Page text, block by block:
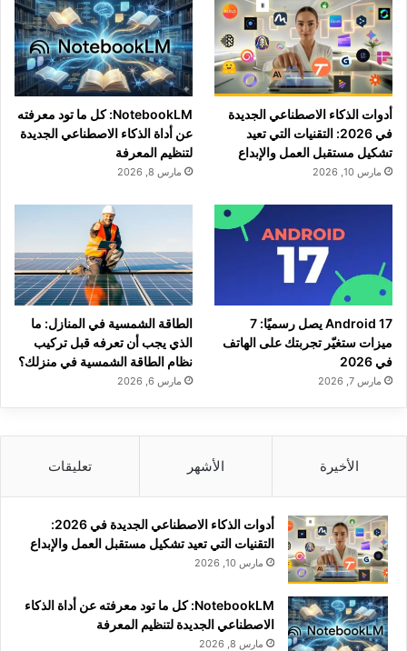
أدوات الذكاء الاصطناعي الجديدة
في 2026: التقنيات التي تعيد
تشكيل مستقبل العمل والإبداع
مارس 10, 2026
NotebookLM: كل ما تود معرفته
عن أداة الذكاء الاصطناعي الجديدة
لتنظيم المعرفة
مارس 8, 2026
Android 17 يصل رسميًا: 7
ميزات ستغيّر تجربتك على الهاتف
في 2026
مارس 7, 2026
الطاقة الشمسية في المنازل: ما
الذي يجب أن تعرفه قبل تركيب
نظام الطاقة الشمسية في منزلك؟
مارس 6, 2026
الأخيرة الأشهر تعليقات
أدوات الذكاء الاصطناعي الجديدة في 2026:
التقنيات التي تعيد تشكيل مستقبل العمل والإبداع
مارس 10, 2026
NotebookLM: كل ما تود معرفته عن أداة الذكاء
الاصطناعي الجديدة لتنظيم المعرفة
مارس 8, 2026